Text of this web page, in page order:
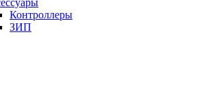
Контроллеры
ЗИП